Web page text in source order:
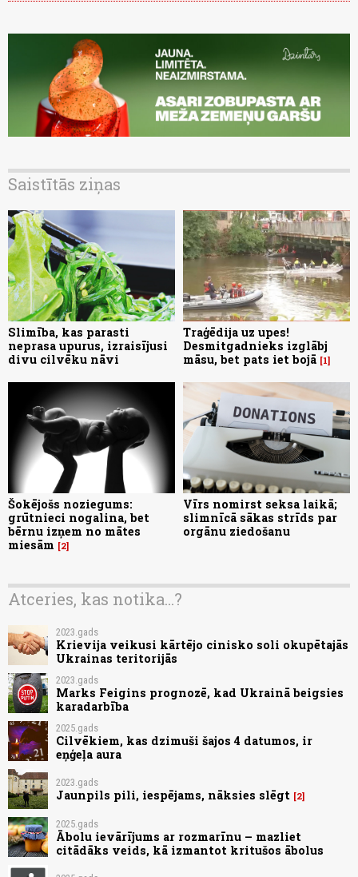
Saistītās ziņas
Slimība, kas parasti
neprasa upurus, izraisījusi
divu cilvēku nāvi
Traģēdija uz upes!
Desmitgadnieks izglābj
māsu, bet pats iet bojā 1
Šokējošs noziegums:
grūtnieci nogalina, bet
bērnu izņem no mātes
miesām
2
Vīrs nomirst seksa laikā;
slimnīcā sākas strīds par
orgānu ziedošanu
Atceries, kas notika...?
2023.gads
Krievija veikusi kārtējo cinisko soli okupētajās
Ukrainas teritorijās
2023.gads
Marks Feigins prognozē, kad Ukrainā beigsies
karadarbība
2025.gads
Cilvēkiem, kas dzimuši šajos 4 datumos, ir
eņģeļa aura
2023.gads
Jaunpils pili, iespējams, nāksies slēgt 2
2025.gads
Ābolu ievārījums ar rozmarīnu – mazliet
citādāks veids, kā izmantot kritušos ābolus